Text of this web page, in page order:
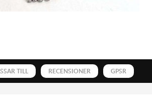
TILL RECENSIONER GPSR